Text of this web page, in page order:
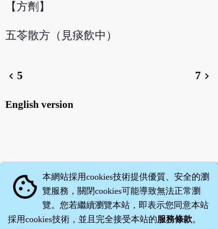
【方劑】
五苓散方（見痰飲中）
chevron_left 5 7 chevron_right
English version
cookie 本網站採用cookies技術提供優質、安全的瀏
覽服務，關閉cookies可能導致無法正常瀏
覽。您若繼續瀏覽本站，即表示您同意本站
採用cookies技術，並且完全接受本站的服務條款。